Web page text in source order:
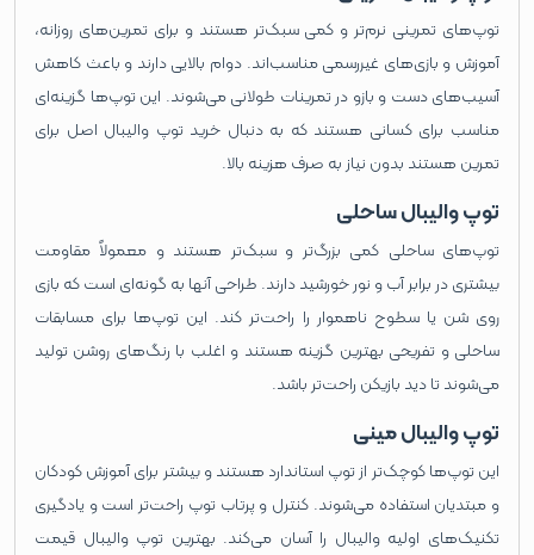
توپ‌های تمرینی نرم‌تر و کمی سبک‌تر هستند و برای تمرین‌های روزانه،
آموزش و بازی‌های غیررسمی مناسب‌اند. دوام بالایی دارند و باعث کاهش
آسیب‌های دست و بازو در تمرینات طولانی می‌شوند. این توپ‌ها گزینه‌ای
مناسب برای کسانی هستند که به دنبال خرید توپ والیبال اصل برای
تمرین هستند بدون نیاز به صرف هزینه بالا.
توپ والیبال ساحلی
توپ‌های ساحلی کمی بزرگ‌تر و سبک‌تر هستند و معمولاً مقاومت
بیشتری در برابر آب و نور خورشید دارند. طراحی آنها به گونه‌ای است که بازی
روی شن یا سطوح ناهموار را راحت‌تر کند. این توپ‌ها برای مسابقات
ساحلی و تفریحی بهترین گزینه هستند و اغلب با رنگ‌های روشن تولید
می‌شوند تا دید بازیکن راحت‌تر باشد.
توپ والیبال مینی
این توپ‌ها کوچک‌تر از توپ استاندارد هستند و بیشتر برای آموزش کودکان
و مبتدیان استفاده می‌شوند. کنترل و پرتاب توپ راحت‌تر است و یادگیری
تکنیک‌های اولیه والیبال را آسان می‌کند. بهترین توپ والیبال قیمت